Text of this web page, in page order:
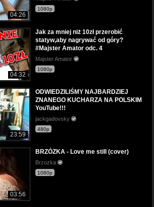
04:26
1080p
04:32
Jak za mniej niż 10zł przerobić
statyw,aby nagrywać od góry?
#Majster Amator odc. 4
Majster Amator
1080p
23:59
ODWIEDZILIŚMY NAJBARDZIEJ
ZNANEGO KUCHARZA NA POLSKIM
YouTube!!!
jackgadovsky
480p
03:56
BRZÓZKA - Love me still (cover)
Brzozka
1080p